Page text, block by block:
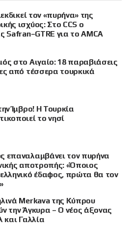
τον «πυρήνα» της
ισχύος: Στο CCS ο
Safran–GTRE για το AMCA
στο Αιγαίο: 18 παραβιάσεις
από τέσσερα τουρκικά
Ίμβρο! Η Τουρκία
το νησί
επαναλαμβάνει τον πυρήνα
αποτροπής: «Όποιος
έδαφος, πρώτα θα τον
Merkava της Κύπρου
την Άγκυρα – Ο νέος άξονας
και Γαλλία